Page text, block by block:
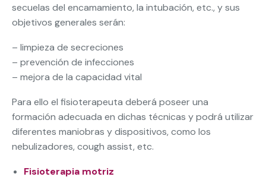
secuelas del encamamiento, la intubación, etc., y sus
objetivos generales serán:
– limpieza de secreciones
– prevención de infecciones
– mejora de la capacidad vital
Para ello el fisioterapeuta deberá poseer una
formación adecuada en dichas técnicas y podrá utilizar
diferentes maniobras y dispositivos, como los
nebulizadores, cough assist, etc.
Fisioterapia motriz